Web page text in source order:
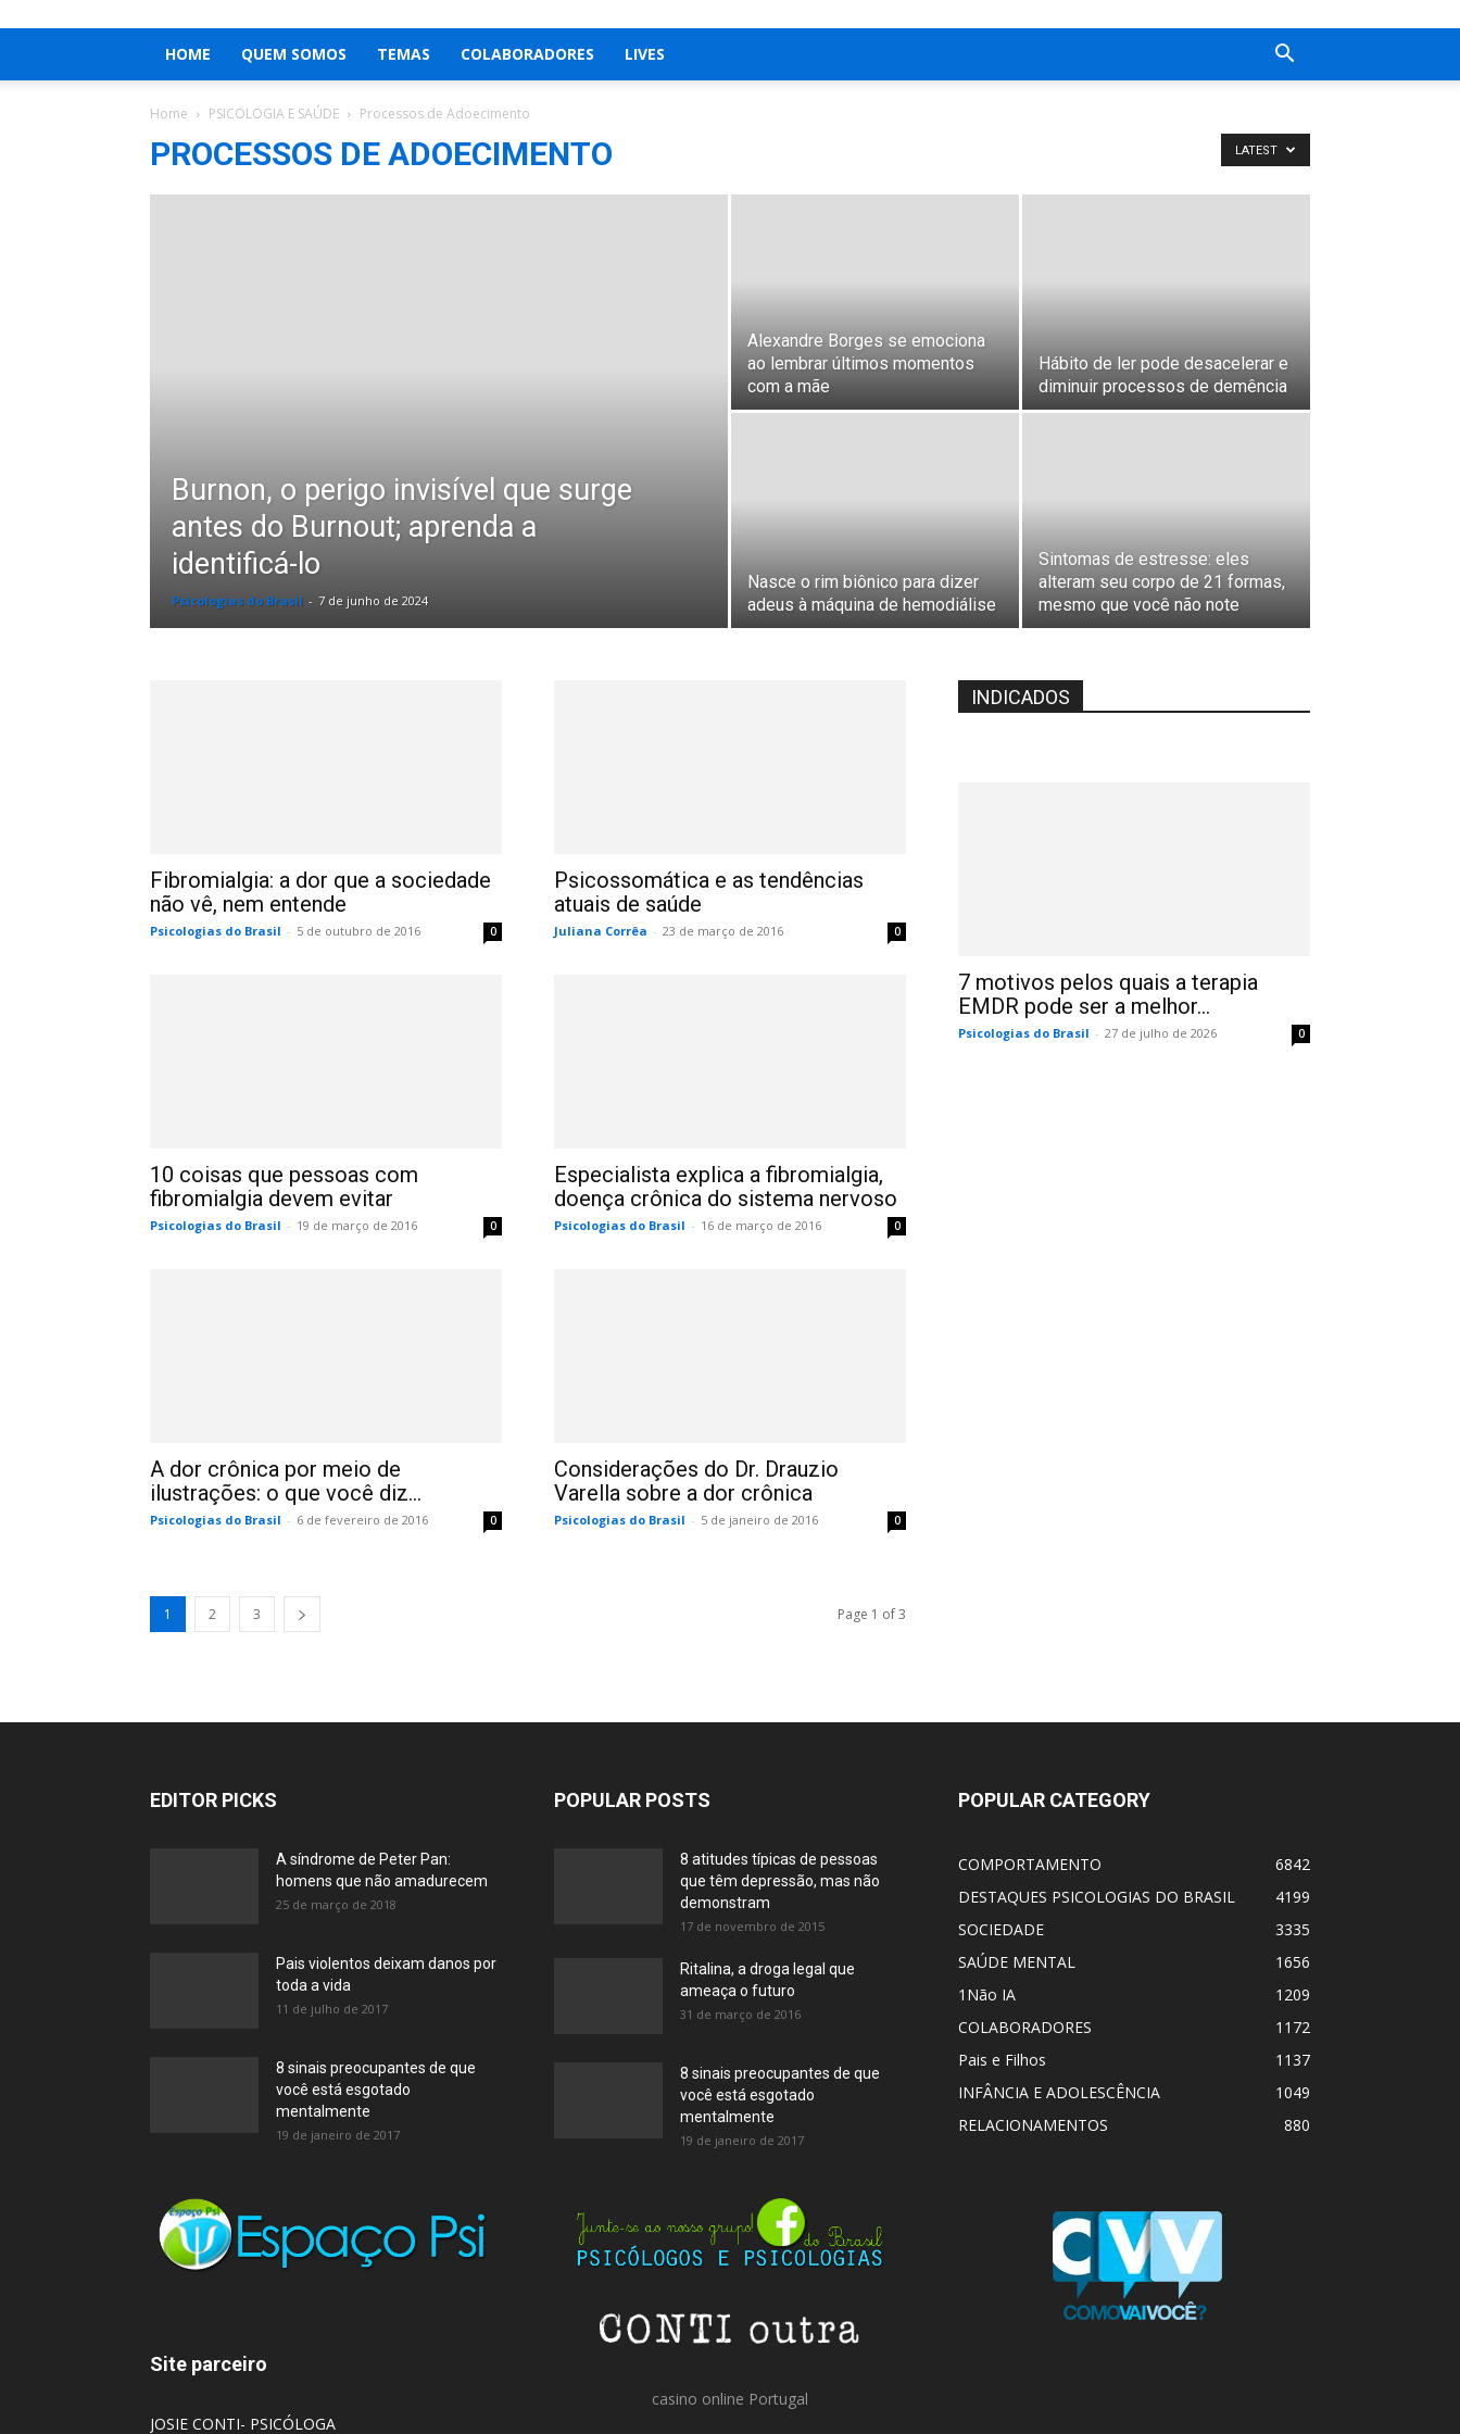
HOME QUEM SOMOS TEMAS COLABORADORES LIVES
Home PSICOLOGIA E SAÚDE Processos de Adoecimento
PROCESSOS DE ADOECIMENTO LATEST
Burnon, o perigo invisível que surge
antes do Burnout; aprenda a
identificá-lo
Psicologias do Brasil - 7 de junho de 2024
Alexandre Borges se emociona
ao lembrar últimos momentos
com a mãe
Hábito de ler pode desacelerar e
diminuir processos de demência
Nasce o rim biônico para dizer
adeus à máquina de hemodiálise
Sintomas de estresse: eles
alteram seu corpo de 21 formas,
mesmo que você não note
Fibromialgia: a dor que a sociedade
não vê, nem entende
Psicologias do Brasil - 5 de outubro de 2016 0
Psicossomática e as tendências
atuais de saúde
Juliana Corrêa - 23 de março de 2016 0
10 coisas que pessoas com
fibromialgia devem evitar
Psicologias do Brasil - 19 de março de 2016 0
Especialista explica a fibromialgia,
doença crônica do sistema nervoso
Psicologias do Brasil - 16 de março de 2016 0
A dor crônica por meio de
ilustrações: o que você diz...
Psicologias do Brasil - 6 de fevereiro de 2016 0
Considerações do Dr. Drauzio
Varella sobre a dor crônica
Psicologias do Brasil - 5 de janeiro de 2016 0
1 2 3 Page 1 of 3
INDICADOS
7 motivos pelos quais a terapia
EMDR pode ser a melhor...
Psicologias do Brasil - 27 de julho de 2026 0
EDITOR PICKS
A síndrome de Peter Pan:
homens que não amadurecem
25 de março de 2018
Pais violentos deixam danos por
toda a vida
11 de julho de 2017
8 sinais preocupantes de que
você está esgotado
mentalmente
19 de janeiro de 2017
Site parceiro
JOSIE CONTI- PSICÓLOGA
POPULAR POSTS
8 atitudes típicas de pessoas
que têm depressão, mas não
demonstram
17 de novembro de 2015
Ritalina, a droga legal que
ameaça o futuro
31 de março de 2016
8 sinais preocupantes de que
você está esgotado
mentalmente
19 de janeiro de 2017
casino online Portugal
POPULAR CATEGORY
COMPORTAMENTO
6842
DESTAQUES PSICOLOGIAS DO BRASIL
4199
SOCIEDADE
3335
SAÚDE MENTAL
1656
1Não IA
1209
COLABORADORES
1172
Pais e Filhos
1137
INFÂNCIA E ADOLESCÊNCIA
1049
RELACIONAMENTOS
880